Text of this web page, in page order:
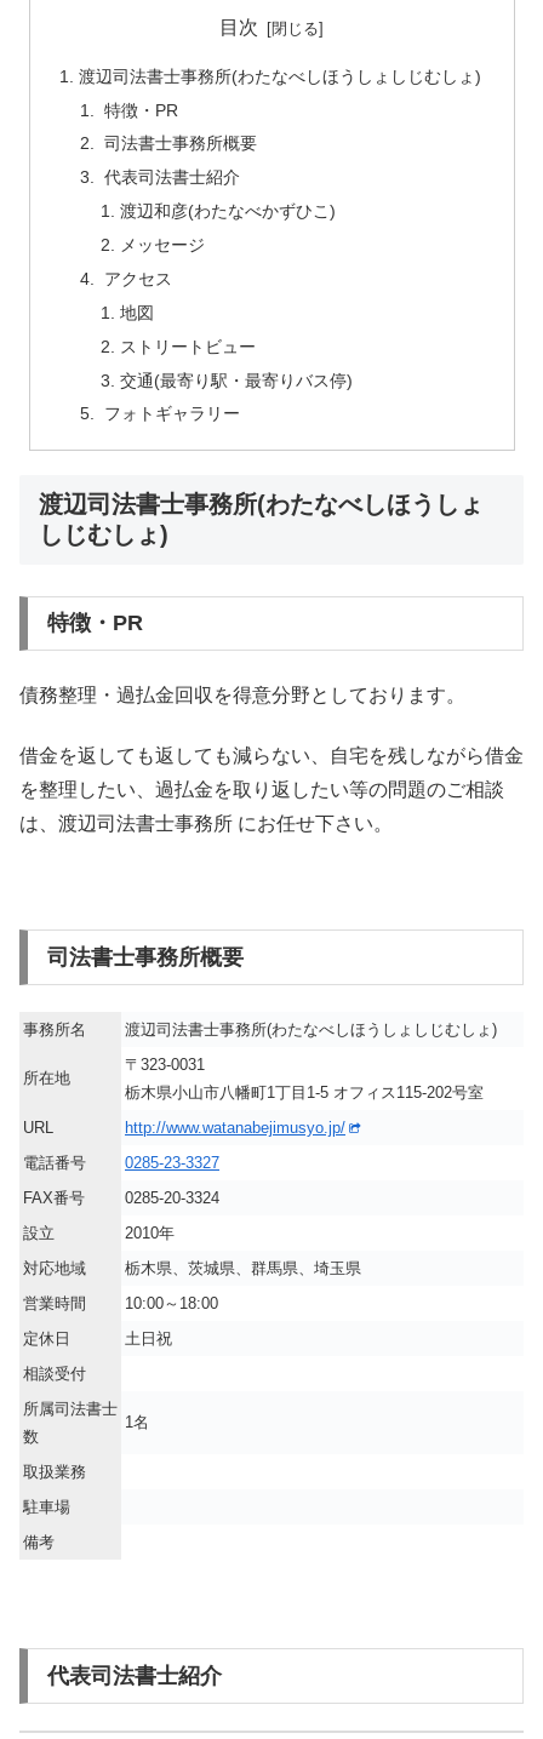
目次
渡辺司法書士事務所(わたなべしほうしょしじむしょ)
特徴・PR
司法書士事務所概要
代表司法書士紹介
渡辺和彦(わたなべかずひこ)
メッセージ
アクセス
地図
ストリートビュー
交通(最寄り駅・最寄りバス停)
フォトギャラリー
渡辺司法書士事務所(わたなべしほうしょ
しじむしょ)
特徴・PR
債務整理・過払金回収を得意分野としております。
借金を返しても返しても減らない、自宅を残しながら借金
を整理したい、過払金を取り返したい等の問題のご相談
は、渡辺司法書士事務所 にお任せ下さい。
司法書士事務所概要
事務所名 渡辺司法書士事務所(わたなべしほうしょしじむしょ)
所在地
〒323-0031
栃木県小山市八幡町1丁目1-5 オフィス115-202号室
URL
http://www.watanabejimusyo.jp/
電話番号
0285-23-3327
FAX番号
0285-20-3324
設立
2010年
対応地域
栃木県、茨城県、群馬県、埼玉県
営業時間
10:00～18:00
定休日
土日祝
相談受付
所属司法書士
数
1名
取扱業務
駐車場
備考
代表司法書士紹介